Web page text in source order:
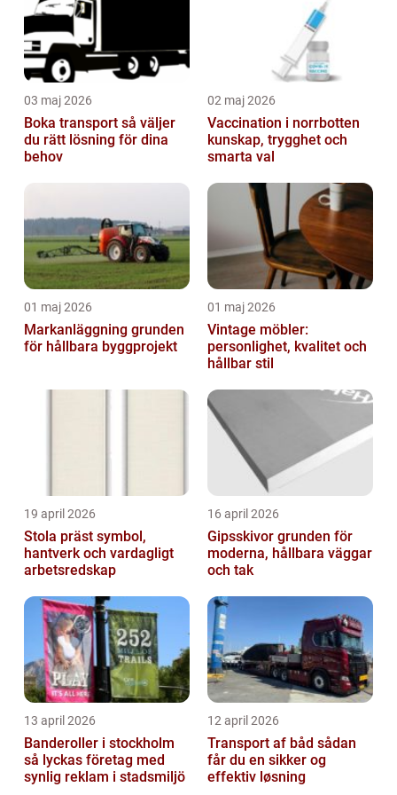
03 maj 2026
Boka transport så väljer
du rätt lösning för dina
behov
02 maj 2026
Vaccination i norrbotten
kunskap, trygghet och
smarta val
01 maj 2026
Markanläggning grunden
för hållbara byggprojekt
01 maj 2026
Vintage möbler:
personlighet, kvalitet och
hållbar stil
19 april 2026
Stola präst symbol,
hantverk och vardagligt
arbetsredskap
16 april 2026
Gipsskivor grunden för
moderna, hållbara väggar
och tak
13 april 2026
Banderoller i stockholm
så lyckas företag med
synlig reklam i stadsmiljö
12 april 2026
Transport af båd sådan
får du en sikker og
effektiv løsning